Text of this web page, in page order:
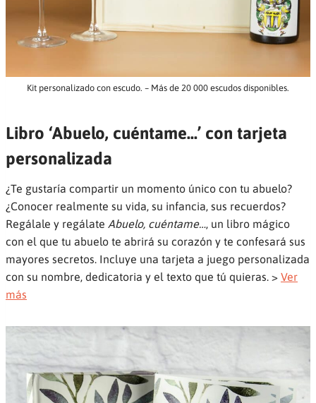
Kit personalizado con escudo. – Más de 20 000 escudos disponibles.
Libro ‘Abuelo, cuéntame…’ con tarjeta
personalizada
¿Te gustaría compartir un momento único con tu abuelo?
¿Conocer realmente su vida, su infancia, sus recuerdos?
Regálale y regálate Abuelo, cuéntame…, un libro mágico
con el que tu abuelo te abrirá su corazón y te confesará sus
mayores secretos. Incluye una tarjeta a juego personalizada
con su nombre, dedicatoria y el texto que tú quieras. > Ver
más